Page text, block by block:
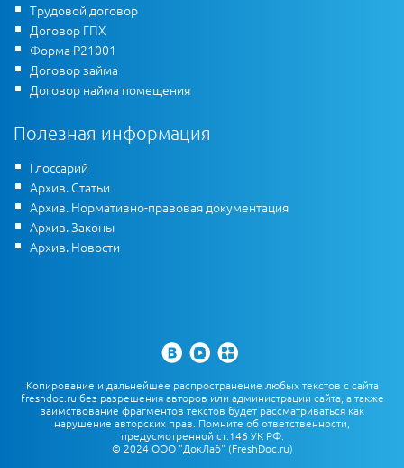
Трудовой договор
Договор ГПХ
Форма Р21001
Договор займа
Договор найма помещения
Полезная информация
Глоссарий
Архив. Статьи
Архив. Нормативно-правовая документация
Архив. Законы
Архив. Новости
Копирование и дальнейшее распространение любых текстов с сайта
freshdoc.ru без разрешения авторов или администрации сайта, а также
заимствование фрагментов текстов будет рассматриваться как
нарушение авторских прав. Помните об ответственности,
предусмотренной ст.146 УК РФ.
© 2024 ООО "ДокЛаб" (FreshDoc.ru)